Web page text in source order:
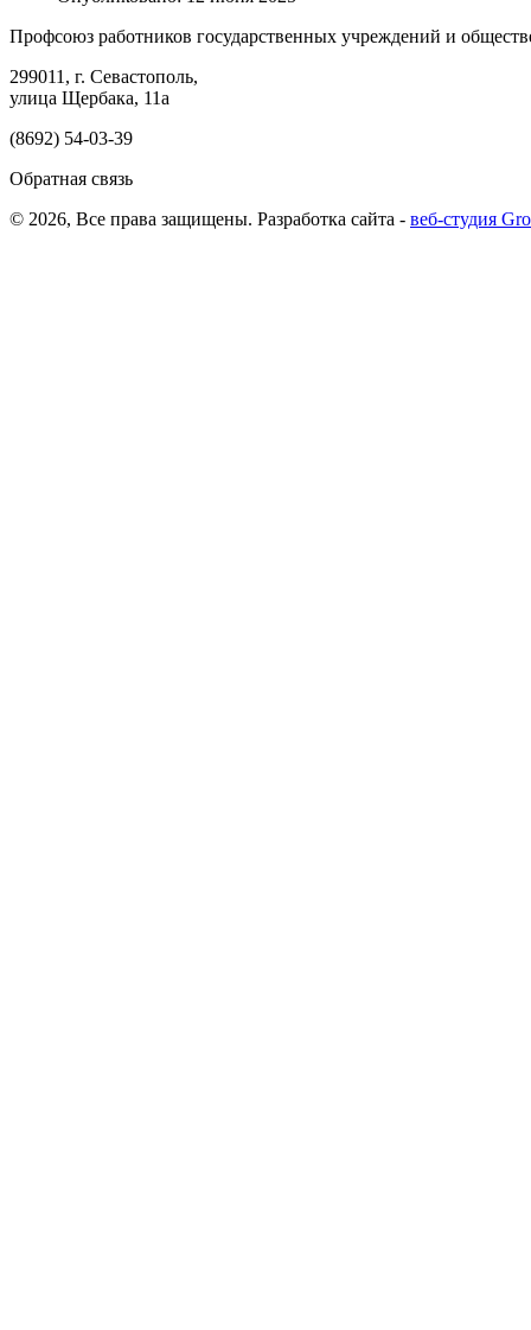
Профсоюз работников государственных учреждений и
299011, г. Севастополь,
улица Щербака, 11а
(8692) 54-03-39
Обратная связь
© 2026, Все права защищены. Разработка сайта - веб-студия